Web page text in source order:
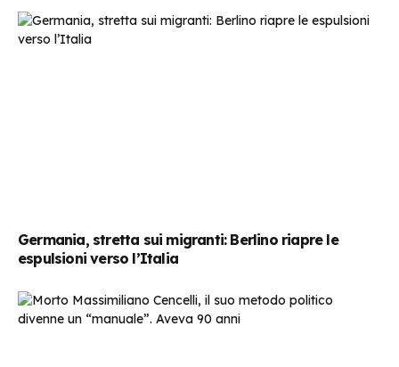
Germania, stretta sui migranti: Berlino riapre le
espulsioni verso l’Italia